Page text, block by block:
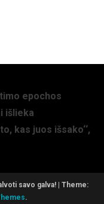
epochos
išlieka
kas juos išsako‘‘,
savo galva!
Theme:
.